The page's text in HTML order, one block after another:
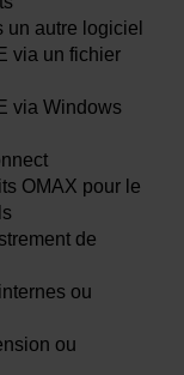
un autre logiciel
via un fichier
via Windows
OMAX pour le
de
ou
ou